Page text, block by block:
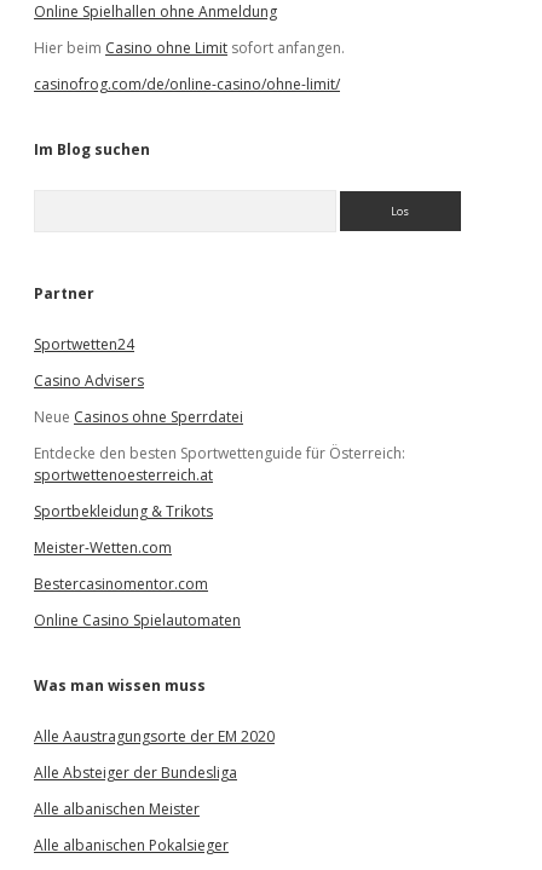
Online Spielhallen ohne Anmeldung
Hier beim Casino ohne Limit sofort anfangen.
casinofrog.com/de/online-casino/ohne-limit/
Im Blog suchen
e
Partner
Sportwetten24
Casino Advisers
Neue Casinos ohne Sperrdatei
Entdecke den besten Sportwettenguide für Österreich:
sportwettenoesterreich.at
Sportbekleidung & Trikots
Meister-Wetten.com
Bestercasinomentor.com
Online Casino Spielautomaten
Was man wissen muss
Alle Aaustragungsorte der EM 2020
Alle Absteiger der Bundesliga
Alle albanischen Meister
Alle albanischen Pokalsieger